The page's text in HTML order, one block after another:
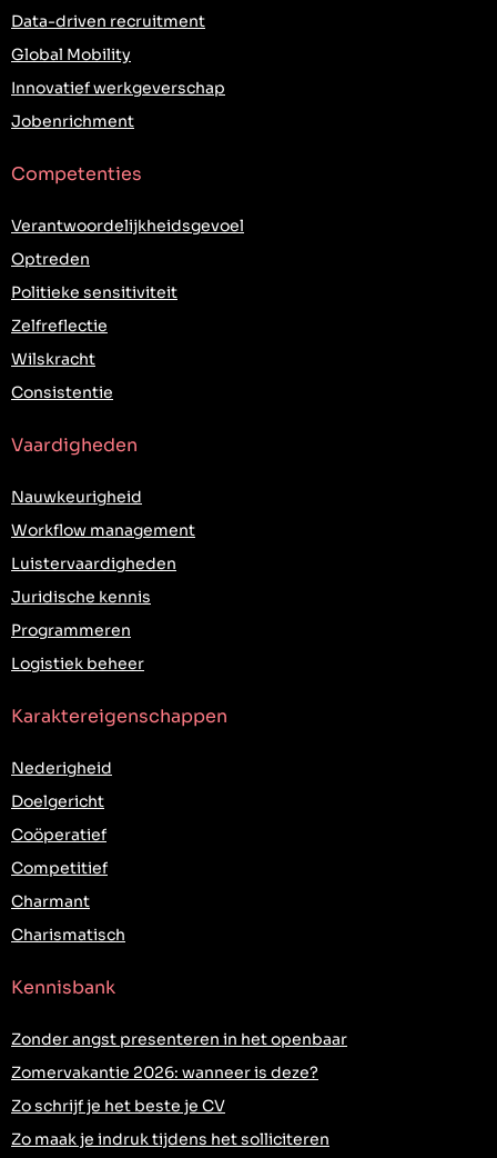
Data-driven recruitment
Global Mobility
Innovatief werkgeverschap
Jobenrichment
Competenties
Verantwoordelijkheidsgevoel
Optreden
Politieke sensitiviteit
Zelfreflectie
Wilskracht
Consistentie
Vaardigheden
Nauwkeurigheid
Workflow management
Luistervaardigheden
Juridische kennis
Programmeren
Logistiek beheer
Karaktereigenschappen
Nederigheid
Doelgericht
Coöperatief
Competitief
Charmant
Charismatisch
Kennisbank
Zonder angst presenteren in het openbaar
Zomervakantie 2026: wanneer is deze?
Zo schrijf je het beste je CV
Zo maak je indruk tijdens het solliciteren